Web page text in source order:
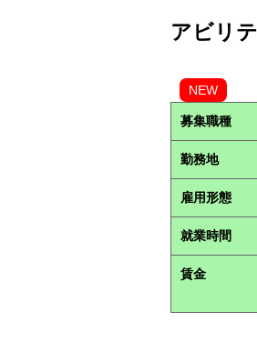
アビリ
NEW
募集職種
勤務地
雇用形態
就業時間
賃金